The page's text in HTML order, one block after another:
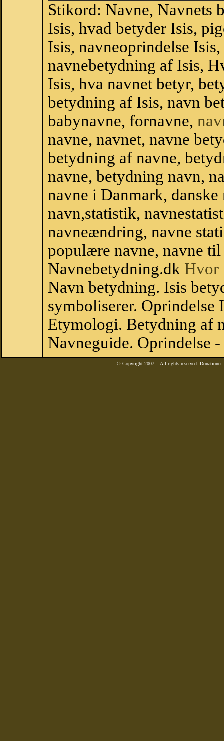
Stikord: Navne, Navnets
Isis, hvad betyder Isis,
Isis, navneoprindelse
navnebetydning af Isis,
Isis, hva navnet betyr,
betydning af Isis, navn
babynavne, fornavne,
navne, navnet, navne
betydning af navne,
navne, betydning navn,
navne i Danmark,
navn,statistik,
navneændring, navne
populære navne, navne
Navnebetydning.dk Hvor
Navn betydning. Isis
symboliserer. Oprindelse
Etymologi. Betydning af
Navneguide. Oprindelse
© Copyright 2007- . All rights reserved.